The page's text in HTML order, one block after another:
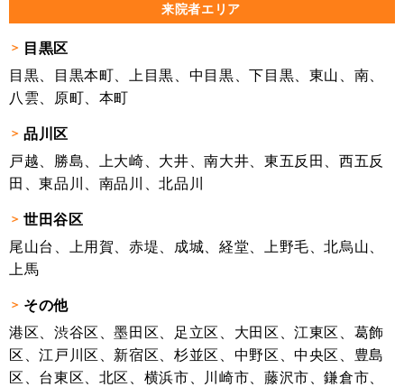
来院者エリア
目黒区
目黒、目黒本町、上目黒、中目黒、下目黒、東山、南、
八雲、原町、本町
品川区
戸越、勝島、上大崎、大井、南大井、東五反田、西五反
田、東品川、南品川、北品川
世田谷区
尾山台、上用賀、赤堤、成城、経堂、上野毛、北烏山、
上馬
その他
港区、渋谷区、墨田区、足立区、大田区、江東区、葛飾
区、江戸川区、新宿区、杉並区、中野区、中央区、豊島
区、台東区、北区、横浜市、川崎市、藤沢市、鎌倉市、